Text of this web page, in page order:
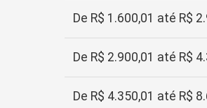
De R$ 1.600,01 até R$
De R$ 2.900,01 até R$
De R$ 4.350,01 até R$